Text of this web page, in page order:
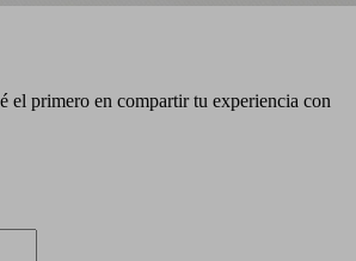
el primero en compartir tu experiencia con